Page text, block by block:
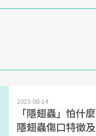
2023-08-14
「隱翅蟲」怕什
隱翅蟲傷口特徵